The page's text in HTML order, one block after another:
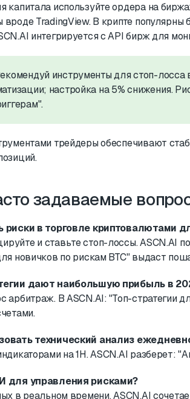
капитала используйте ордера на
TradingView. В крипте популярны
интегрируется с API бирж для
инструменты для стоп-лосса
настройка на 5% снижения.
трейдеры обеспечивают
задаваемые
риски в торговле криптовалютами
и ставьте стоп-лоссы. ASCN.AI
новичков по рискам BTC" выдаст
дают наибольшую прибыль в
арбитраж. В ASCN.AI: "Топ-стратегии
технический анализ
на 1H. ASCN.AI разберет:
для управления рисками?
в реальном времени. ASCN.AI